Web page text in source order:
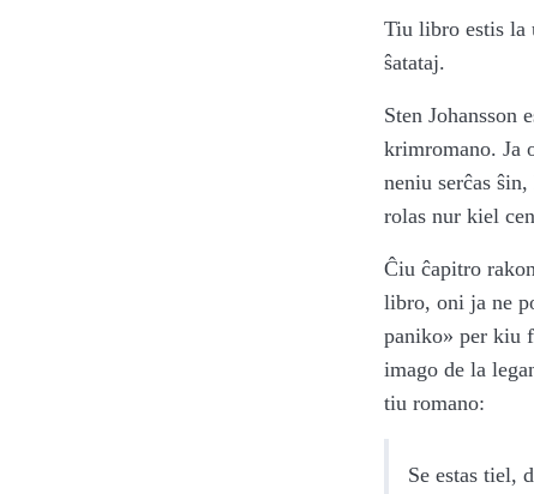
Tiu libro estis la
ŝatataj.
Sten Johansson
krimromano. Ja
neniu serĉas
rolas nur kiel
Ĉiu ĉapitro
libro, oni ja ne
paniko» per kiu
imago de la
tiu romano:
Se estas tiel,